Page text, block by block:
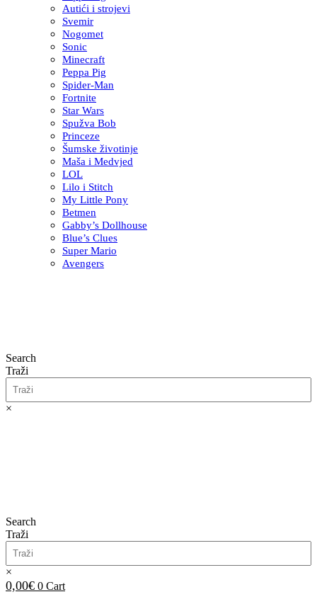
Autići i strojevi
Svemir
Nogomet
Sonic
Minecraft
Peppa Pig
Spider-Man
Fortnite
Star Wars
Spužva Bob
Princeze
Šumske životinje
Maša i Medvjed
LOL
Lilo i Stitch
My Little Pony
Betmen
Gabby’s Dollhouse
Blue’s Clues
Super Mario
Avengers
Search
Traži
×
Search
Traži
×
0,00€ 0 Cart